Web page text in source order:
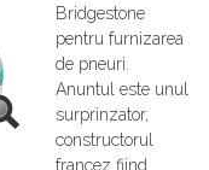
Bridgestone
pentru furnizarea
de pneuri.
Anuntul este unul
surprinzator,
constructorul
francez fiind